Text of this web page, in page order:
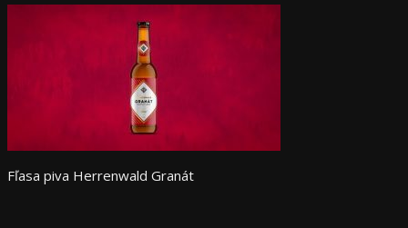
Fľasa piva Herrenwald Granát